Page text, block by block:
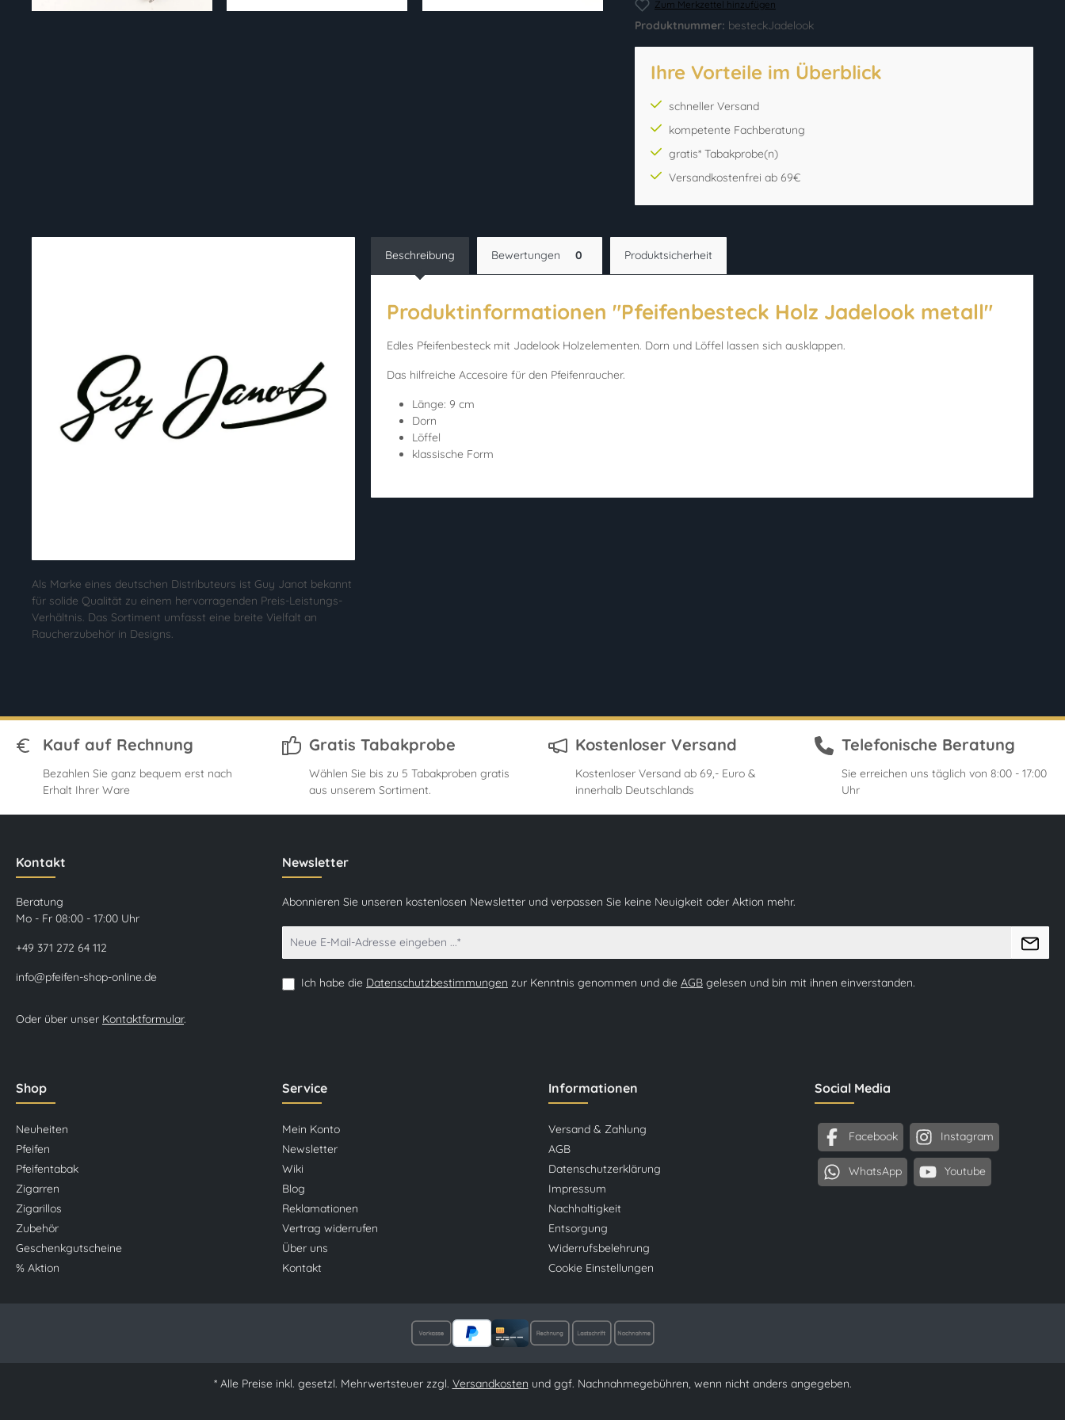
Zum Merkzettel hinzufügen
Produktnummer: besteckJadelook
Ihre Vorteile im Überblick
schneller Versand
kompetente Fachberatung
gratis* Tabakprobe(n)
Versandkostenfrei ab 69€
Als Marke eines deutschen Distributeurs ist Guy Janot bekannt
für solide Qualität zu einem hervorragenden Preis-Leistungs-
Verhältnis. Das Sortiment umfasst eine breite Vielfalt an
Raucherzubehör in Designs.
Beschreibung Bewertungen 0 Produktsicherheit
Produktinformationen "Pfeifenbesteck Holz Jadelook metall"
Edles Pfeifenbesteck mit Jadelook Holzelementen. Dorn und Löffel lassen sich ausklappen.
Das hilfreiche Accesoire für den Pfeifenraucher.
Länge: 9 cm
Dorn
Löffel
klassische Form
Kauf auf Rechnung
Bezahlen Sie ganz bequem erst nach
Erhalt Ihrer Ware
Gratis Tabakprobe
Wählen Sie bis zu 5 Tabakproben gratis
aus unserem Sortiment.
Kostenloser Versand
Kostenloser Versand ab 69,- Euro &
innerhalb Deutschlands
Telefonische Beratung
Sie erreichen uns täglich von 8:00 - 17:00
Uhr
Kontakt
Beratung
Mo - Fr 08:00 - 17:00 Uhr
+49 371 272 64 112
info@pfeifen-shop-online.de
Oder über unser Kontaktformular.
Newsletter
Abonnieren Sie unseren kostenlosen Newsletter und verpassen Sie keine Neuigkeit oder Aktion mehr.
Ich habe die Datenschutzbestimmungen zur Kenntnis genommen und die AGB gelesen und bin mit ihnen einverstanden.
Social Media
Facebook Instagram
WhatsApp Youtube
Shop
Neuheiten
Pfeifen
Pfeifentabak
Zigarren
Zigarillos
Zubehör
Geschenkgutscheine
% Aktion
Service
Mein Konto
Newsletter
Wiki
Blog
Reklamationen
Vertrag widerrufen
Über uns
Kontakt
Informationen
Versand & Zahlung
AGB
Datenschutzerklärung
Impressum
Nachhaltigkeit
Entsorgung
Widerrufsbelehrung
Cookie Einstellungen
* Alle Preise inkl. gesetzl. Mehrwertsteuer zzgl. Versandkosten und ggf. Nachnahmegebühren, wenn nicht anders angegeben.